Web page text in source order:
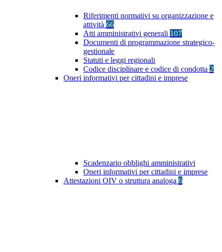
Riferimenti normativi su organizzazione e
attività 66
Atti amministrativi generali 107
Documenti di programmazione strategico-
gestionale
Statuti e leggi regionali
Codice disciplinare e codice di condotta 2
Oneri informativi per cittadini e imprese
Scadenzario obblighi amministrativi
Oneri informativi per cittadini e imprese
Attestazioni OIV o struttura analoga 6